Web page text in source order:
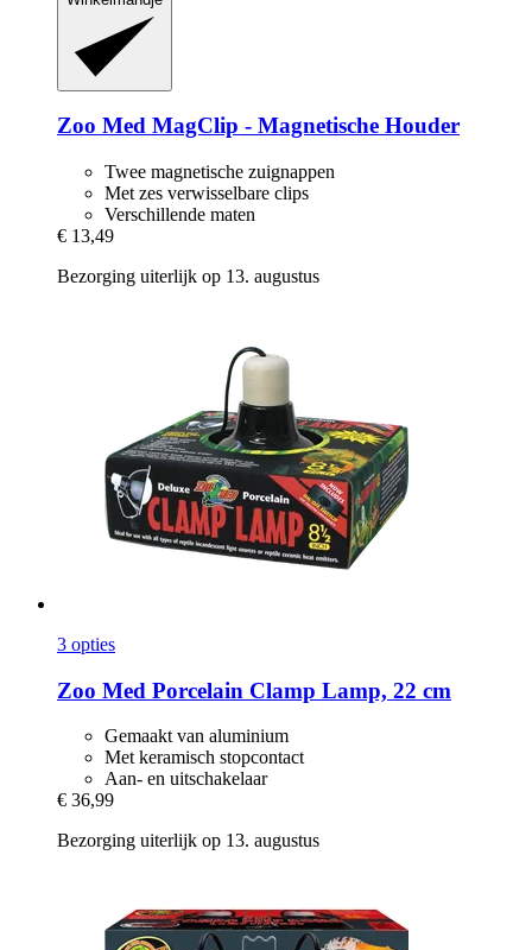
Zoo Med MagClip -​ Magnetische Houder
Twee magnetische zuignappen
Met zes verwisselbare clips
Verschillende maten
€ 13,49
Bezorging uiterlijk op 13. augustus
3 opties
Zoo Med Porcelain Clamp Lamp, 22 cm
Gemaakt van aluminium
Met keramisch stopcontact
Aan- en uitschakelaar
€ 36,99
Bezorging uiterlijk op 13. augustus